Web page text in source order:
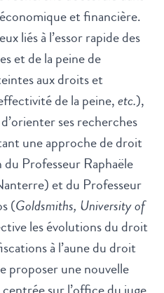
et financière.
liés à l’essor rapide des
et de la peine de
aux droits et
de la peine,etc.),
ses recherches
une approche de droit
Professeur Raphaële
et du Professeur
(Goldsmiths, University of
les évolutions du droit
à l’aune du droit
proposer une nouvelle